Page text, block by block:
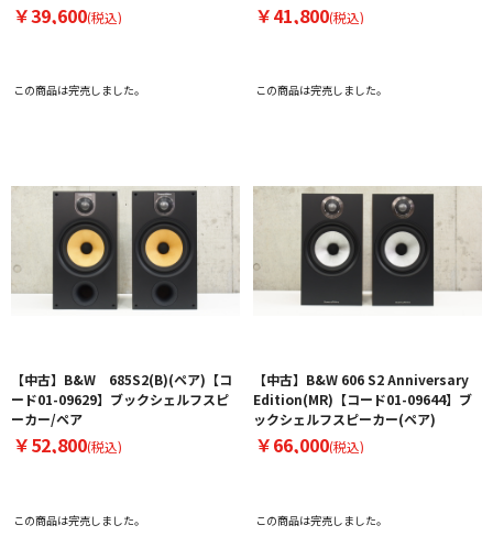
￥39,600(税込)
この商品は完売しました。
￥41,800(税込)
この商品は完売しました。
【中古】B&W 685S2(B)(ペア)【コ
ード01-09629】ブックシェルフスピ
ーカー/ペア
￥52,800(税込)
この商品は完売しました。
【中古】B&W 606 S2 Anniversary
Edition(MR)【コード01-09644】ブ
ックシェルフスピーカー(ペア)
￥66,000(税込)
この商品は完売しました。